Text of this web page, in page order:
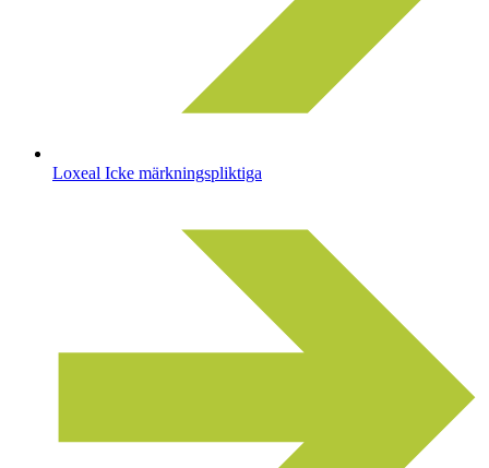
Loxeal Icke märkningspliktiga